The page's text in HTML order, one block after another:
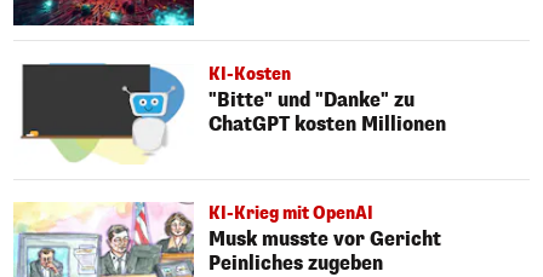
KI-Kosten
"Bitte" und "Danke" zu
ChatGPT kosten Millionen
KI-Krieg mit OpenAI
Musk musste vor Gericht
Peinliches zugeben